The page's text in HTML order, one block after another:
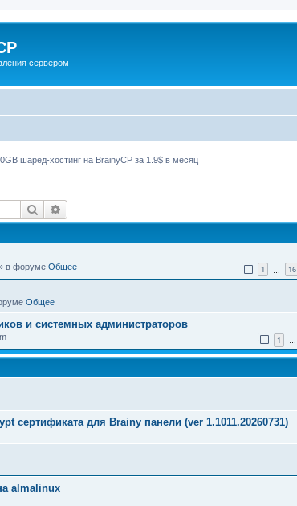
сервером
шаред-хостинг на BrainyCP за 1.9$ в месяц
Поиск
в форуме Общее 1 16
Общее
и системных администраторов
1 …
сертификата для Brainy панели (ver 1.1011.20260731)
almalinux